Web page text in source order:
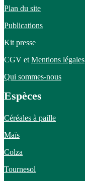
Plan du site
Publications
Kit presse
CGV et Mentions légales
Qui sommes-nous
Espèces
Céréales à paille
Maïs
Colza
Tournesol